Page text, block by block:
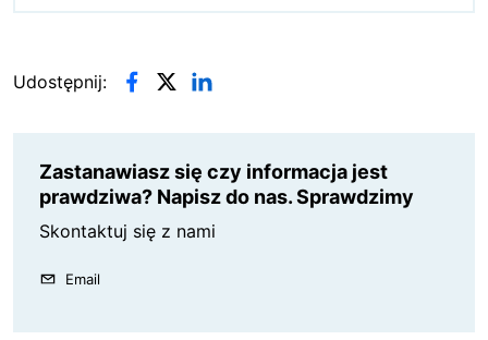
Udostępnij:
Zastanawiasz się czy informacja jest
prawdziwa? Napisz do nas. Sprawdzimy
Skontaktuj się z nami
Email